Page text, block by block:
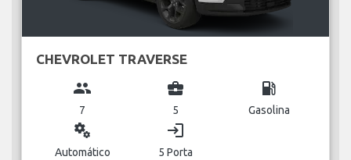
CHEVROLET TRAVERSE
group
7
business_center
5
local_gas_station
Gasolina
miscellaneous_services
Automático
login
5 Porta